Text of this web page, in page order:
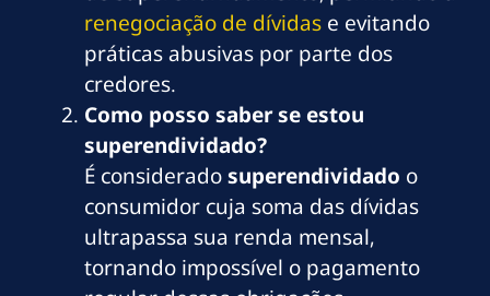
renegociação de dívidas e evitando
práticas abusivas por parte dos
credores.
Como posso saber se estou
superendividado?
É consideradosuperendividado o
consumidor cuja soma das dívidas
ultrapassa sua renda mensal,
tornando impossível o pagamento